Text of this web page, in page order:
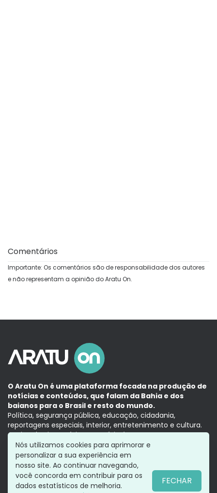
Comentários
Importante: Os comentários são de responsabilidade dos autores
e não representam a opinião do Aratu On.
O Aratu On é uma plataforma focada na produção de
notícias e conteúdos, que falam da Bahia e dos
baianos para o Brasil e resto do mundo.
Política, segurança pública, educação, cidadania,
reportagens especiais, interior, entretenimento e cultura.
Aqui, tudo vira notícia e a notícia é no tempo presente,
com a credibilidade do Grupo Aratu.
Grupo Aratu
Política de privacidade
Siga-nos
Nós utilizamos cookies para aprimorar e
personalizar a sua experiência em
nosso site. Ao continuar navegando,
você concorda em contribuir para os
dados estatísticos de melhoria.
FECHAR